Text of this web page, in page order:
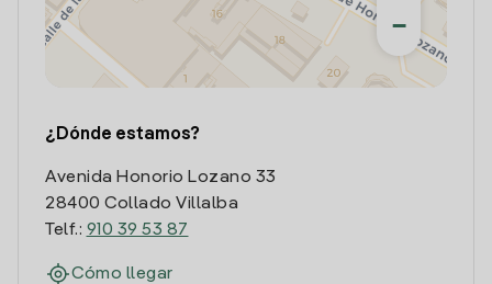
−
¿Dónde estamos?
Avenida Honorio Lozano 33
28400 Collado Villalba
Telf.: 910 39 53 87
Cómo llegar